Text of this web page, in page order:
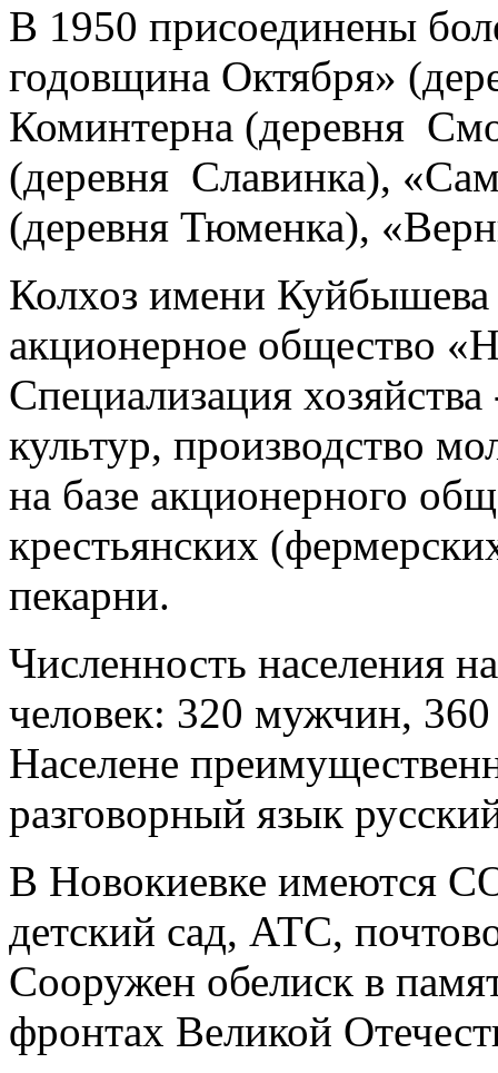
В 1950 присоединены
годовщина Октября»
Коминтерна (деревня
(деревня Славинка),
(деревня Тюменка),
Колхоз имени Куйбышева
акционерное общество
Специализация
культур, производство
на базе акционерного
крестьянских
пекарни.
Численность населения
человек: 320 мужчин,
Населене
разговорный язык
В Новокиевке имеются
детский сад, АТС,
Сооружен обелиск в
фронтах Великой